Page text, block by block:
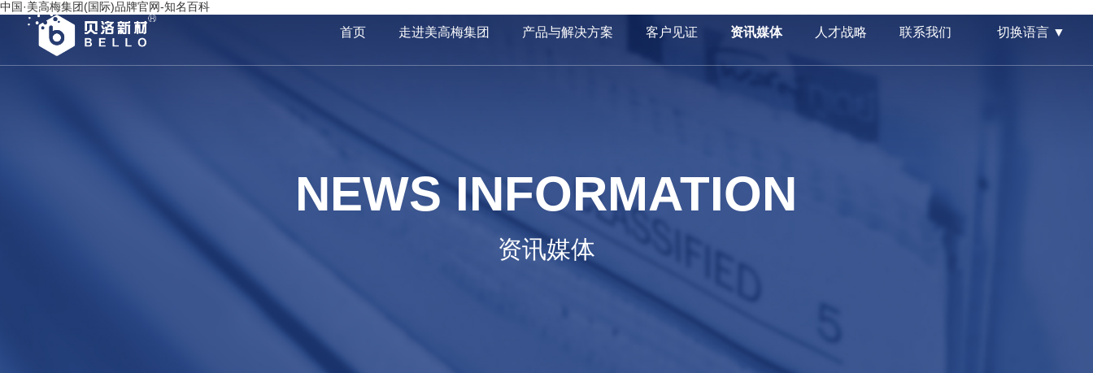
中国·美高梅集团(国际)品牌官网-知名百科
首页 走进美高梅集团 产品与解决方案 客户见证 资讯媒体 人才战略 联系我们 切换语言 ▼
NEWS INFORMATION
资讯媒体